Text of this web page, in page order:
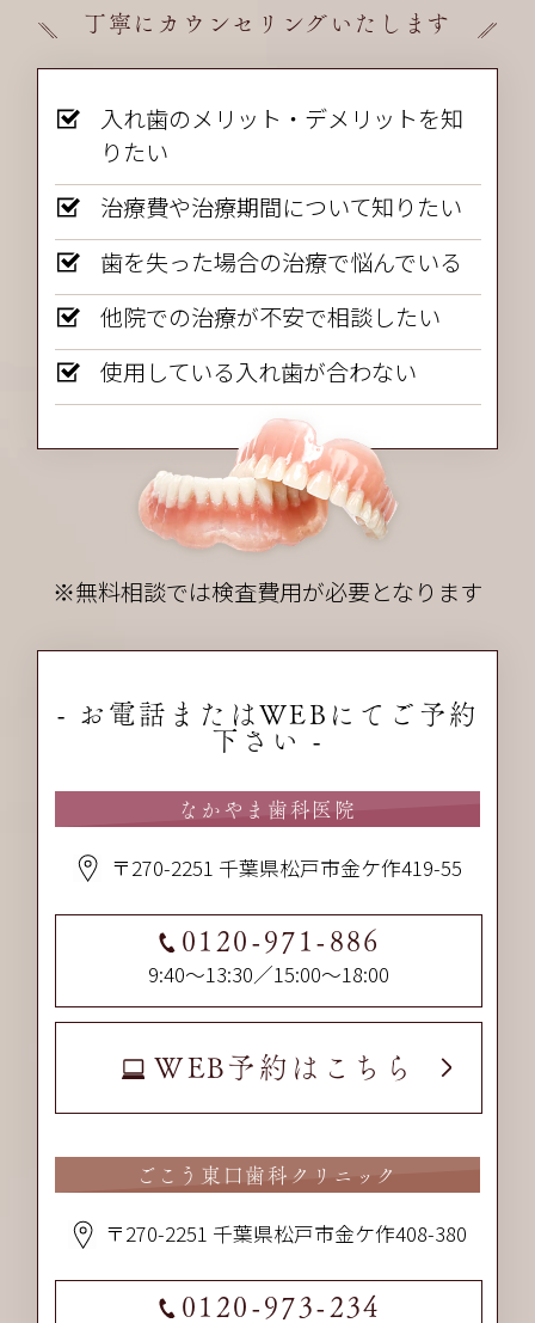
丁寧にカウンセリングいたします
入れ歯のメリット・デメリットを知
りたい
治療費や治療期間について知りたい
歯を失った場合の治療で悩んでいる
他院での治療が不安で相談したい
使用している入れ歯が合わない
※無料相談では検査費用が必要となります
- お電話またはWEBにてご予約
下さい -
なかやま歯科医院
〒270-2251 千葉県松戸市金ケ作419-55
0120-971-886
9:40～13:30／15:00～18:00
WEB予約はこちら
ごこう東口歯科クリニック
〒270-2251 千葉県松戸市金ケ作408-380
0120-973-234